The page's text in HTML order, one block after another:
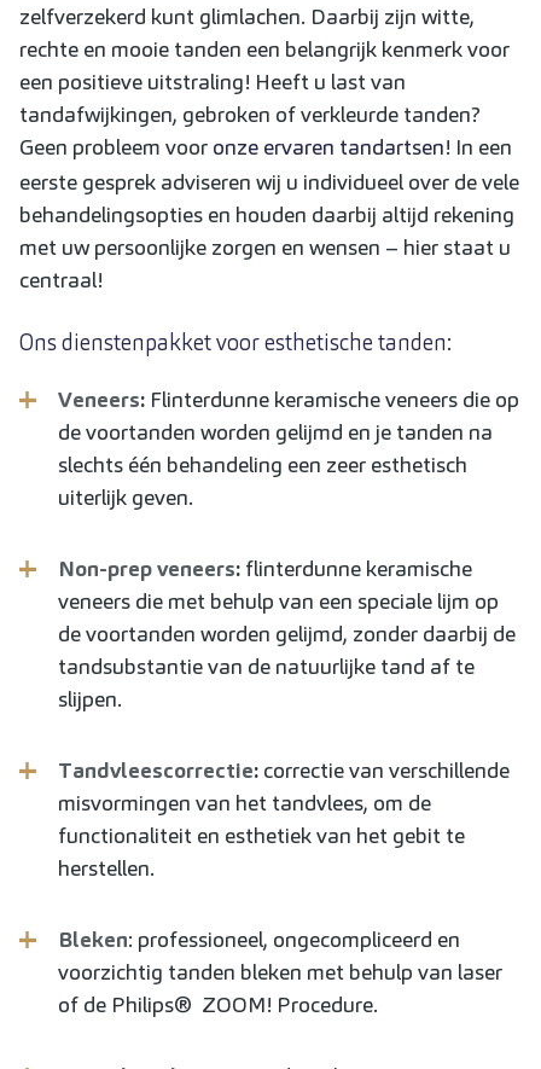
zelfverzekerd kunt glimlachen. Daarbij zijn witte,
rechte en mooie tanden een belangrijk kenmerk voor
een positieve uitstraling! Heeft u last van
tandafwijkingen, gebroken of verkleurde tanden?
Geen probleem voor onze ervaren tandartsen! In een
eerste gesprek adviseren wij u individueel over de vele
behandelingsopties en houden daarbij altijd rekening
met uw persoonlijke zorgen en wensen – hier staat u
centraal!
Ons dienstenpakket voor esthetische tanden:
Veneers: Flinterdunne keramische veneers die op
de voortanden worden gelijmd en je tanden na
slechts één behandeling een zeer esthetisch
uiterlijk geven.
Non-prep veneers: flinterdunne keramische
veneers die met behulp van een speciale lijm op
de voortanden worden gelijmd, zonder daarbij de
tandsubstantie van de natuurlijke tand af te
slijpen.
Tandvleescorrectie: correctie van verschillende
misvormingen van het tandvlees, om de
functionaliteit en esthetiek van het gebit te
herstellen.
Bleken: professioneel, ongecompliceerd en
voorzichtig tanden bleken met behulp van laser
of de Philips® ZOOM! Procedure.